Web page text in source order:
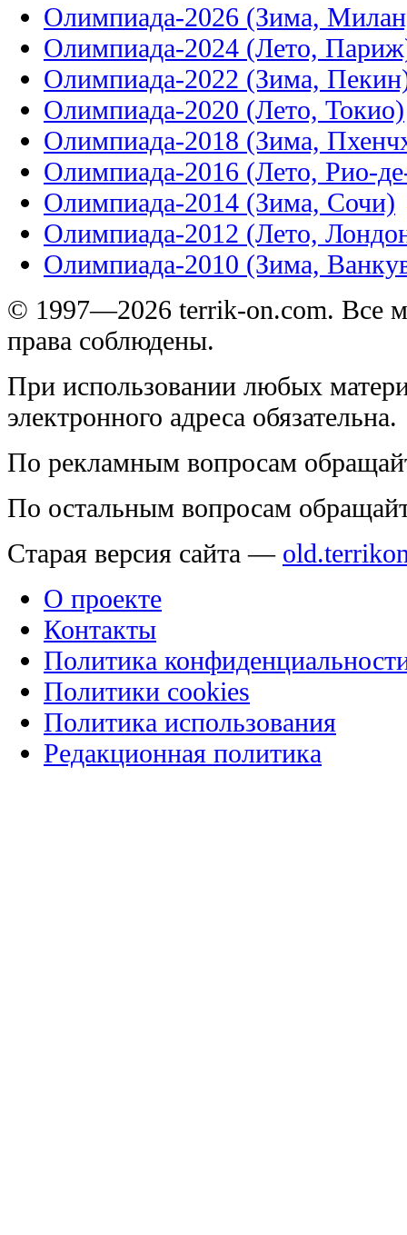
Олимпиада-2026 (Зима,
Олимпиада-2024 (Лето,
Олимпиада-2022 (Зима,
Олимпиада-2020 (Лето, Токио)
Олимпиада-2018 (Зима,
Олимпиада-2016 (Лето, Рио-
Олимпиада-2014 (Зима, Сочи)
Олимпиада-2012 (Лето,
Олимпиада-2010 (Зима,
© 1997—2026 terrik-on.com. Все
права соблюдены.
При использовании любых
электронного адреса обязательна.
По рекламным вопросам
По остальным вопросам
Старая версия сайта —
О проекте
Контакты
Политика
Политики cookies
Политика использования
Редакционная политика